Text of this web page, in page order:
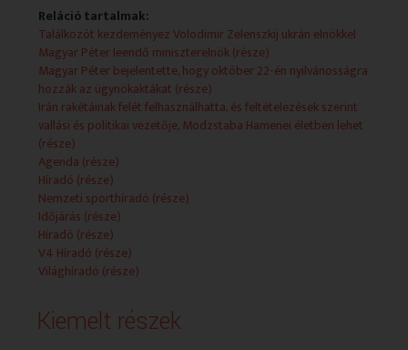
2026-04-29 19:04:00 VILÁGHÍRADÓ
2026-04-29 19:25:00 Időjárás-jelentés
2026-04-29 19:30:00 HÍRADÓ
2026-04-29 20:20:00 Nemzeti Sporthíradó
Reláció tartalmak:
Találkozót kezdeményez Volodimir Zelenszkij ukrán elnökkel
Magyar Péter leendő miniszterelnök (része)
Magyar Péter bejelentette, hogy október 22-én nyilvánosságra
hozzák az ügynökaktákat (része)
Irán rakétáinak felét felhasználhatta, és feltételezések szerint
vallási és politikai vezetője, Modzstaba Hamenei életben lehet
(része)
Agenda (része)
Híradó (része)
Nemzeti sporthíradó (része)
Időjárás (része)
Híradó (része)
V4 Híradó (része)
Világhíradó (része)
Kiemelt részek